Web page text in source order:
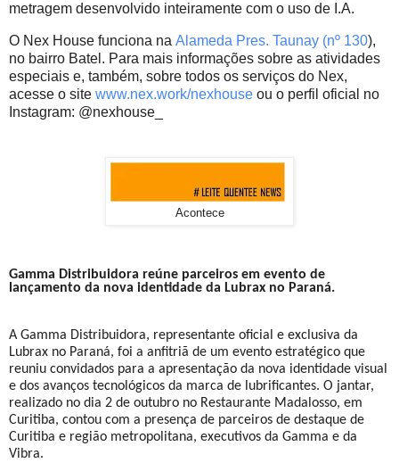
metragem desenvolvido inteiramente com o uso de I.A.
O Nex House funciona na Alameda Pres. Taunay (nº 130),
no bairro Batel. Para mais informações sobre as atividades
especiais e, também, sobre todos os serviços do Nex,
acesse o site www.nex.work/nexhouse ou o perfil oficial no
Instagram: @nexhouse_
Acontece
Gamma Distribuidora reúne parceiros em evento de
lançamento da nova identidade da Lubrax no Paraná.
A Gamma Distribuidora, representante oficial e exclusiva da
Lubrax no Paraná, foi a anfitriã de um evento estratégico que
reuniu convidados para a apresentação da nova identidade visual
e dos avanços tecnológicos da marca de lubrificantes. O jantar,
realizado no dia 2 de outubro no Restaurante Madalosso, em
Curitiba, contou com a presença de parceiros de destaque de
Curitiba e região metropolitana, executivos da Gamma e da
Vibra.